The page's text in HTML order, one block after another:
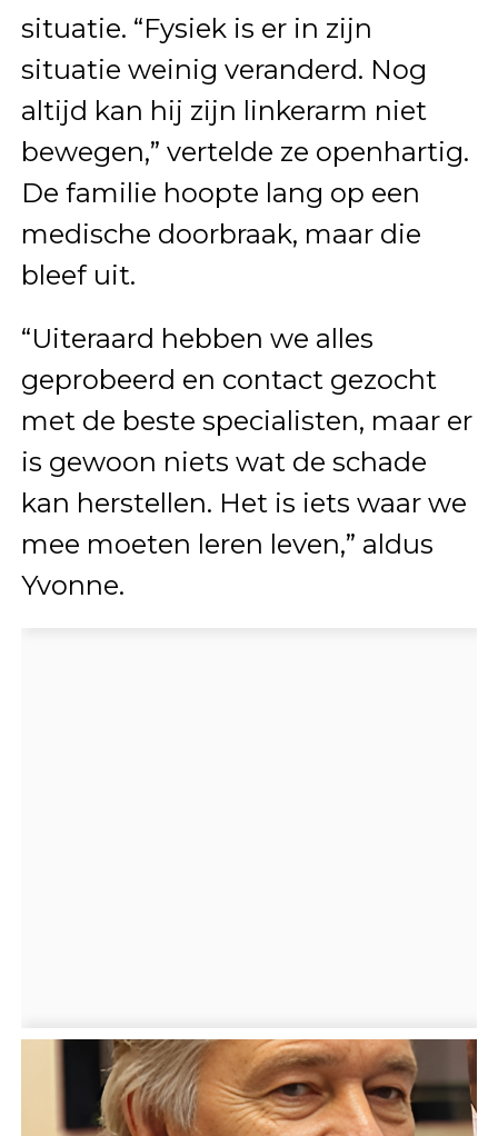
situatie. “Fysiek is er in zijn
situatie weinig veranderd. Nog
altijd kan hij zijn linkerarm niet
bewegen,” vertelde ze openhartig.
De familie hoopte lang op een
medische doorbraak, maar die
bleef uit.
“Uiteraard hebben we alles
geprobeerd en contact gezocht
met de beste specialisten, maar er
is gewoon niets wat de schade
kan herstellen. Het is iets waar we
mee moeten leren leven,” aldus
Yvonne.